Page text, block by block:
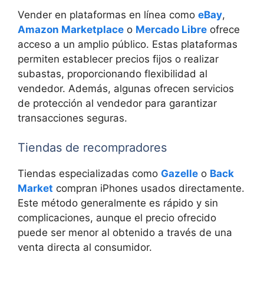
Vender en plataformas en línea como eBay,
Amazon Marketplace o Mercado Libre ofrece
acceso a un amplio público. Estas plataformas
permiten establecer precios fijos o realizar
subastas, proporcionando flexibilidad al
vendedor. Además, algunas ofrecen servicios
de protección al vendedor para garantizar
transacciones seguras.
Tiendas de recompradores
Tiendas especializadas como Gazelle o Back
Market compran iPhones usados directamente.
Este método generalmente es rápido y sin
complicaciones, aunque el precio ofrecido
puede ser menor al obtenido a través de una
venta directa al consumidor.